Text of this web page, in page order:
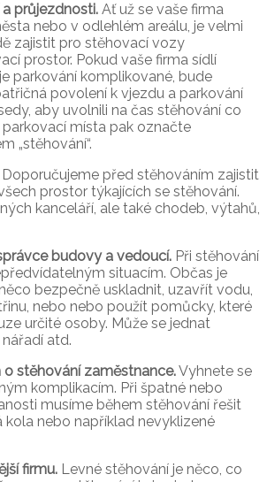
průjezdnosti. Ať už se vaše firma
nebo v odlehlém areálu, je velmi
zajistit pro stěhovací vozy
prostor. Pokud vaše firma sídlí
parkování komplikované, bude
povolení k vjezdu a parkování
aby uvolnili na čas stěhování co
místa pak označte
„stěhování“.
Doporučujeme před stěhováním zajistit
prostor týkajících se stěhování.
kanceláří, ale také chodeb, výtahů,
budovy a vedoucí. Při stěhování
situacím. Občas je
bezpečně uskladnit, uzavřít vodu,
nebo nebo použít pomůcky, které
určité osoby. Může se jednat
atd.
stěhování zaměstnance.Vyhnete se
komplikacím. Při špatné nebo
musíme během stěhování řešit
kola nebo například nevyklizené
firmu. Levné stěhování je něco, co